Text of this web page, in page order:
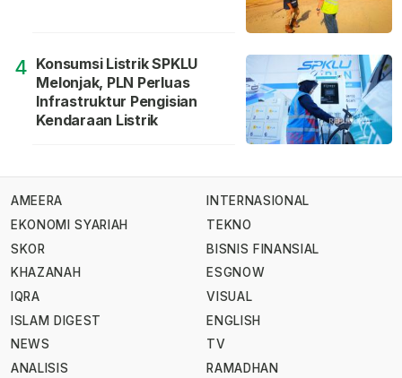
4 Konsumsi Listrik SPKLU
Melonjak, PLN Perluas
Infrastruktur Pengisian
Kendaraan Listrik
AMEERA
EKONOMI SYARIAH
SKOR
KHAZANAH
IQRA
ISLAM DIGEST
NEWS
ANALISIS
INTERNASIONAL
TEKNO
BISNIS FINANSIAL
ESGNOW
VISUAL
ENGLISH
TV
RAMADHAN